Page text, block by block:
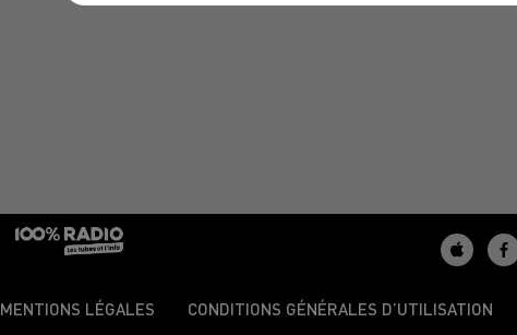
MENTIONS LÉGALES CONDITIONS GÉNÉRALES D’UTILISATION